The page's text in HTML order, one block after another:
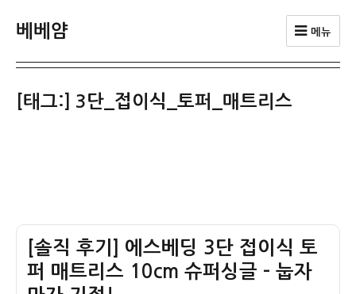
베베얌 메뉴
[태그:] 3단_접이식_토퍼_매트리스
[솔직 후기] 에스베딩 3단 접이식 토
퍼 매트리스 10cm 슈퍼싱글 – 눕자